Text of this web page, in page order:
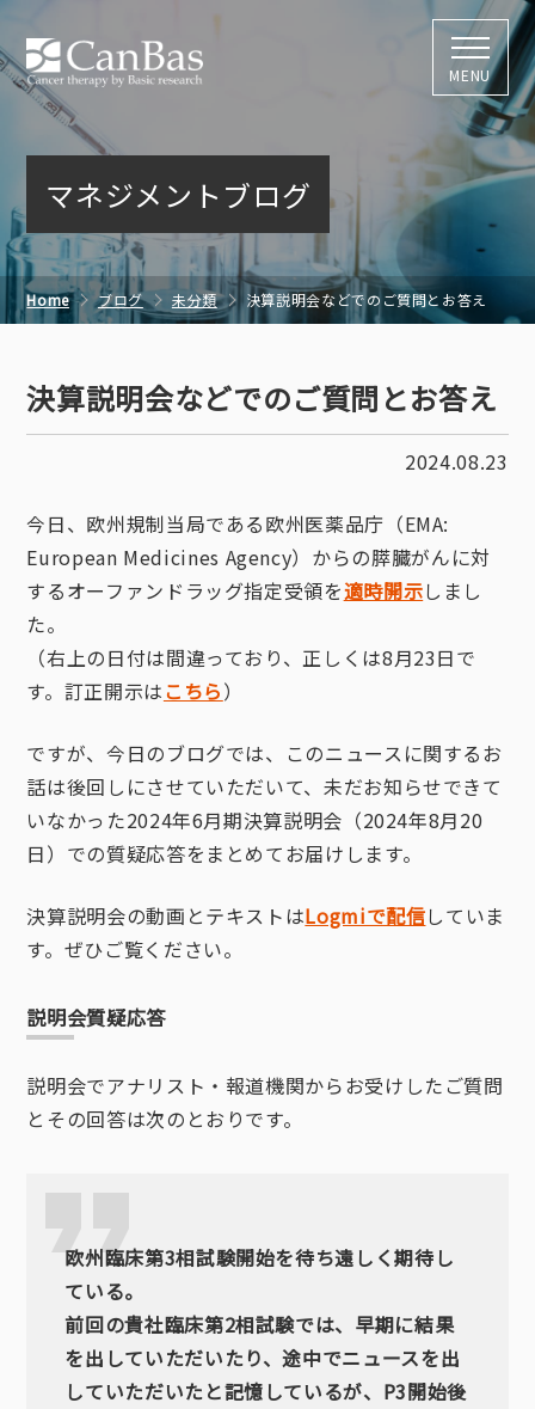
株式会社キャン
MENU
マネジメントブログ
Home ブログ 未分類 決算説明会などでのご質問とお答え
決算説明会などでのご質問とお答え
2024.08.23
今日、欧州規制当局である欧州医薬品庁（EMA:
European Medicines Agency）からの膵臓がんに対
するオーファンドラッグ指定受領を適時開示しまし
た。
（右上の日付は間違っており、正しくは8月23日で
す。訂正開示はこちら）
ですが、今日のブログでは、このニュースに関するお
話は後回しにさせていただいて、未だお知らせできて
いなかった2024年6月期決算説明会（2024年8月20
日）での質疑応答をまとめてお届けします。
決算説明会の動画とテキストはLogmiで配信していま
す。ぜひご覧ください。
説明会質疑応答
説明会でアナリスト・報道機関からお受けしたご質問
とその回答は次のとおりです。
欧州臨床第3相試験開始を待ち遠しく期待し
ている。
前回の貴社臨床第2相試験では、早期に結果
を出していただいたり、途中でニュースを出
していただいたと記憶しているが、P3開始後